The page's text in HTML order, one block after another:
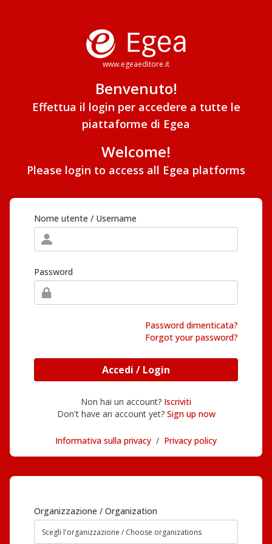
www.egeaeditore.it
Benvenuto!
Effettua il login per accedere a tutte le
piattaforme di Egea
Welcome!
Please login to access all Egea platforms
Nome utente / Username
Password
Password dimenticata?
Forgot your password?
Accedi / Login
Non hai un account? Iscriviti
Don't have an account yet? Sign up now
Informativa sulla privacy / Privacy policy
Organizzazione / Organization